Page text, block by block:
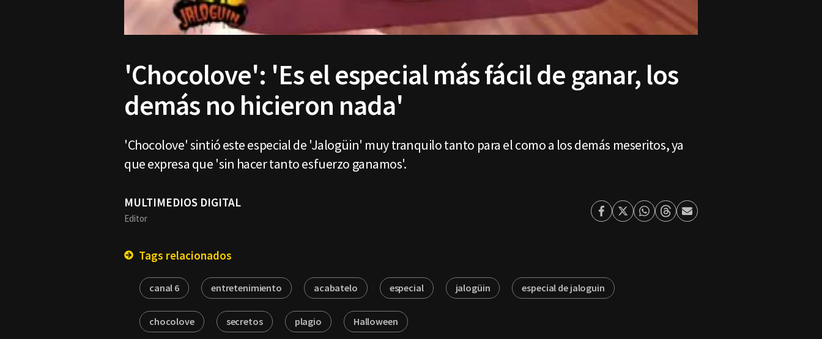
'Chocolove': 'Es el especial más fácil de ganar, los
demás no hicieron nada'
'Chocolove' sintió este especial de 'Jalogüin' muy tranquilo tanto para el como a los demás meseritos, ya
que expresa que 'sin hacer tanto esfuerzo ganamos'.
MULTIMEDIOS DIGITAL
Editor Facebook
TwitterWhatsapp
ThreadsEnviar
Tags relacionados
canal 6 entretenimiento acabatelo especial jalogüin especial de jaloguin
chocolove secretos plagio Halloween